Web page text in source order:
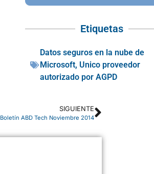
Etiquetas
Datos seguros en la nube de
Microsoft, Unico proveedor
autorizado por AGPD
SIGUIENTE
Boletín ABD Tech Noviembre 2014